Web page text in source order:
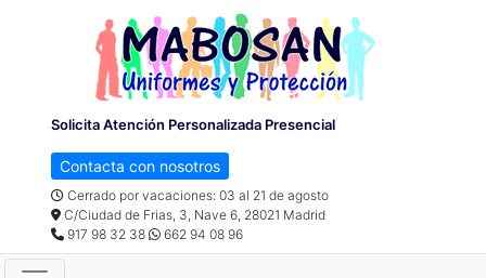
Solicita Atención Personalizada Presencial
Contacta con nosotros
Cerrado por vacaciones: 03 al 21 de agosto
C/Ciudad de Frias, 3, Nave 6, 28021 Madrid
917 98 32 38
662 94 08 96